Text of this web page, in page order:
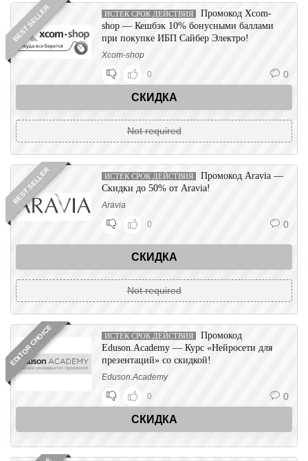
BEST SELLER ИСТЕК СРОК ДЕЙСТВИЯ
Промокод Xcom-
shop — Кешбэк 10% бонусными баллами
при покупке ИБП Сайбер Электро!
Xcom-shop
0
0
СКИДКА
Not required
BEST SELLER ИСТЕК СРОК ДЕЙСТВИЯ
Промокод Aravia —
Скидки до 50% от Aravia!
Aravia
0
0
СКИДКА
Not required
EDITOR CHOICE ИСТЕК СРОК ДЕЙСТВИЯ
Промокод
Eduson.Academy — Курс «Нейросети для
презентаций» со скидкой!
Eduson.Academy
0
0
СКИДКА